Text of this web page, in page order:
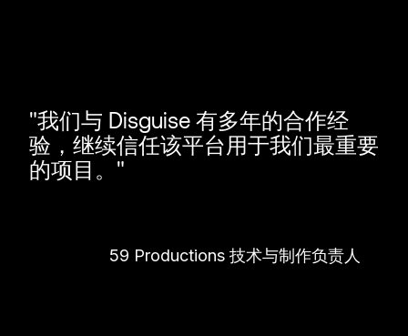
我们与 Disguise 有多年的合作经
验，继续信任该平台用于我们最重要
的项目。
59 Productions 技术与制作负责人